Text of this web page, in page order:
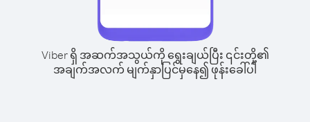
Viber ရှိ အဆက်အသွယ်ကို ရွေးချယ်ပြီး ၎င်းတို့၏
အချက်အလက် မျက်နှာပြင်မှနေ၍ ဖုန်းခေါ်ပါ